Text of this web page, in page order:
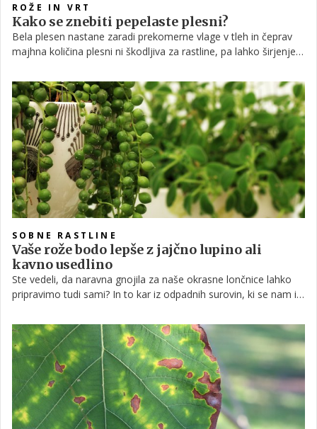
ROŽE IN VRT
Kako se znebiti pepelaste plesni?
Bela plesen nastane zaradi prekomerne vlage v tleh in čeprav
majhna količina plesni ni škodljiva za rastline, pa lahko širjenje
SOBNE RASTLINE
Vaše rože bodo lepše z jajčno lupino ali
kavno usedlino
Ste vedeli, da naravna gnojila za naše okrasne lončnice lahko
pripravimo tudi sami? In to kar iz odpadnih surovin, ki se nam iz
odpadke, sprva sploh ne pomislimo, da bi jih lahko še kakorkoli
uporabili, a dejansko se številni obnesejo kot kvalitetna hranila
za zelene rastline.